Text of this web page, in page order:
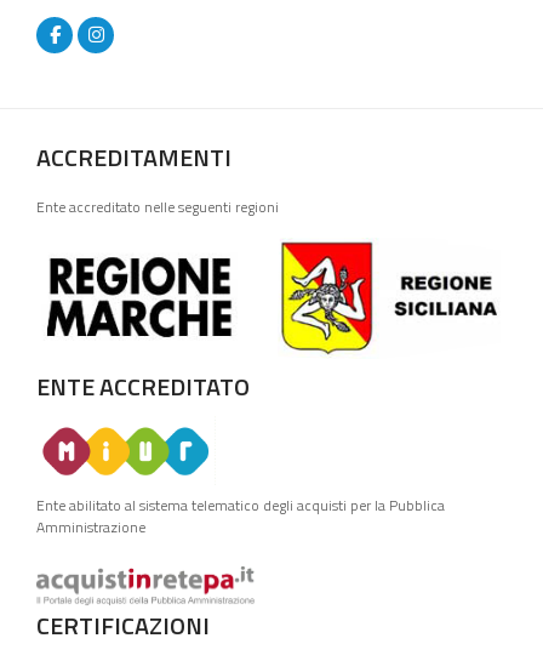
ACCREDITAMENTI
Ente accreditato nelle seguenti regioni
ENTE ACCREDITATO
Ente abilitato al sistema telematico degli acquisti per la Pubblica
Amministrazione
CERTIFICAZIONI